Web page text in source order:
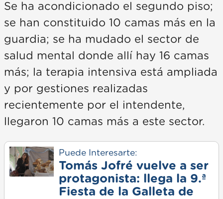
Se ha acondicionado el segundo piso;
se han constituido 10 camas más en la
guardia; se ha mudado el sector de
salud mental donde allí hay 16 camas
más; la terapia intensiva está ampliada
y por gestiones realizadas
recientemente por el intendente,
llegaron 10 camas más a este sector.
Puede Interesarte:
Tomás Jofré vuelve a ser
protagonista: llega la 9.ª
Fiesta de la Galleta de